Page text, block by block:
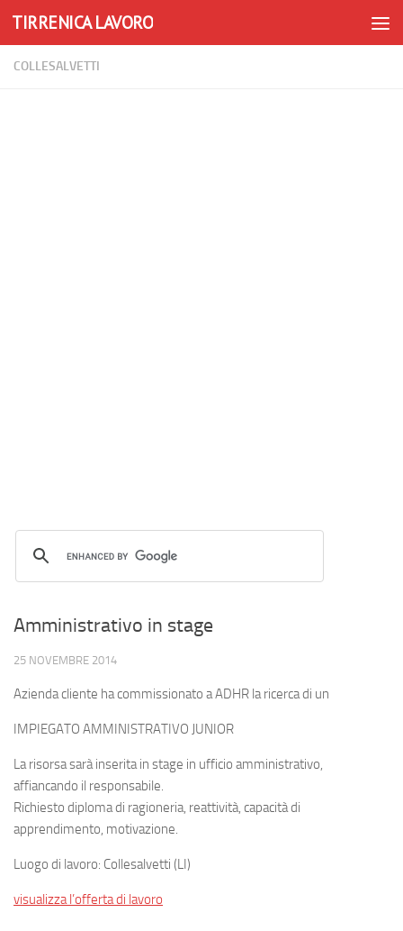
Skip to content
TIRRENICA LAVORO
COLLESALVETTI
Amministrativo in stage
25 NOVEMBRE 2014
Azienda cliente ha commissionato a ADHR la ricerca di un
IMPIEGATO AMMINISTRATIVO JUNIOR
La risorsa sarà inserita in stage in ufficio amministrativo,
affiancando il responsabile.
Richiesto diploma di ragioneria, reattività, capacità di
apprendimento, motivazione.
Luogo di lavoro: Collesalvetti (LI)
visualizza l’offerta di lavoro